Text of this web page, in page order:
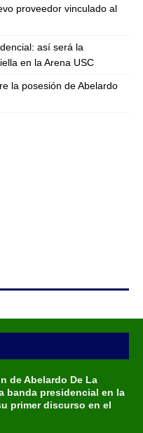
proveedor vinculado al
así será la
en la Arena USC
la posesión de Abelardo
de Abelardo De La
banda presidencial en la
primer discurso en el